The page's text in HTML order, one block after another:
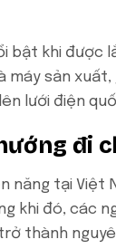
bật khi được
máy sản
lưới điện
đi
năng tại
khi đó, các
thành